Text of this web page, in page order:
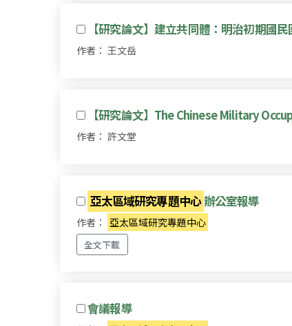
【研究論文】建立共同體：明治初期國
作者： 王文岳
【研究論文】The Chinese Military
作者： 許文堂
亞太區域研究專題中心 辦公室報導
作者： 亞太區域研究專題中心
全文下載
會議報導